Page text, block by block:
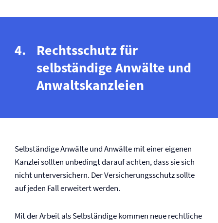
Rechtsschutz für
selbständige Anwälte und
Anwaltskanzleien
Selbständige Anwälte und Anwälte mit einer eigenen
Kanzlei sollten unbedingt darauf achten, dass sie sich
nicht unterversichern. Der Versicherungsschutz sollte
auf jeden Fall erweitert werden.
Mit der Arbeit als Selbständige kommen neue rechtliche